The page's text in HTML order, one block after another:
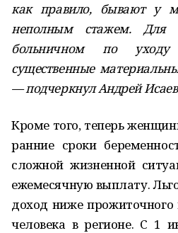
как правило, бывают у
неполным стажем. Для
больничном по
существенные
— подчеркнул Андрей
Кроме того, теперь
ранние сроки
сложной жизненной
ежемесячную выплату.
доход ниже
человека в регионе. С 1